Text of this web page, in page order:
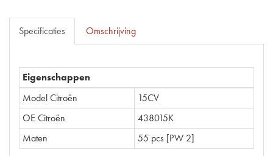
Specificaties Omschrijving
Eigenschappen
Model Citroën
15CV
OE Citroën
438015K
Maten
55 pcs [PW 2]